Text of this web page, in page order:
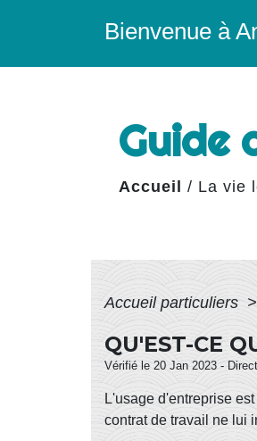
Bienvenue à
Guide
Accueil / La vie
Accueil particuliers >
QU'EST-CE
Vérifié le 20 Jan 2023 -
L'usage d'entreprise
contrat de travail ne lui